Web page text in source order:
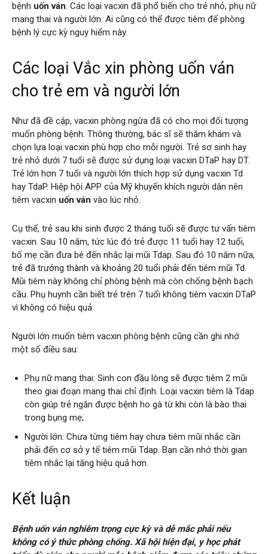
bệnh uốn ván. Các loại vacxin đã phổ biến cho trẻ nhỏ, phụ nữ
mang thai và người lớn. Ai cũng có thể được tiêm để phòng
bệnh lý cực kỳ nguy hiểm này.
Các loại Vắc xin phòng uốn ván
cho trẻ em và người lớn
Như đã đề cập, vacxin phòng ngừa đã có cho mọi đối tượng
muốn phòng bệnh. Thông thường, bác sĩ sẽ thăm khám và
chọn lựa loại vacxin phù hợp cho mỗi người. Trẻ sơ sinh hay
trẻ nhỏ dưới 7 tuổi sẽ được sử dụng loại vacxin DTaP hay DT.
Trẻ lớn hơn 7 tuổi và người lớn thích hợp sử dụng vacxin Td
hay TdaP. Hiệp hội APP của Mỹ khuyến khích người dân nên
tiêm vacxin uốn ván vào lúc nhỏ.
Cụ thể, trẻ sau khi sinh được 2 tháng tuổi sẽ được tư vấn tiêm
vacxin. Sau 10 năm, tức lúc đó trẻ được 11 tuổi hay 12 tuổi,
bố mẹ cần đưa bé đến nhắc lại mũi Tdap. Sau đó 10 năm nữa,
trẻ đã trưởng thành và khoảng 20 tuổi phải đến tiêm mũi Td.
Mũi tiêm này không chỉ phòng bệnh mà còn chống bệnh bạch
cầu. Phụ huynh cần biết trẻ trên 7 tuổi không tiêm vacxin DTaP
vì không có hiệu quả.
Người lớn muốn tiêm vacxin phòng bệnh cũng cần ghi nhớ
một số điều sau:
Phụ nữ mang thai: Sinh con đầu lòng sẽ được tiêm 2 mũi
theo giai đoạn mang thai chỉ định. Loại vacxin tiêm là Tdap
còn giúp trẻ ngăn được bệnh ho gà từ khi còn là bào thai
trong bụng mẹ;
Người lớn: Chưa từng tiêm hay chưa tiêm mũi nhắc cần
phải đến cơ sở y tế tiêm mũi Tdap. Bạn cần nhớ thời gian
tiêm nhắc lại tăng hiệu quả hơn.
Kết luận
Bệnh uốn ván nghiêm trọng cực kỳ và dễ mắc phải nếu
không có ý thức phòng chống. Xã hội hiện đại, y học phát